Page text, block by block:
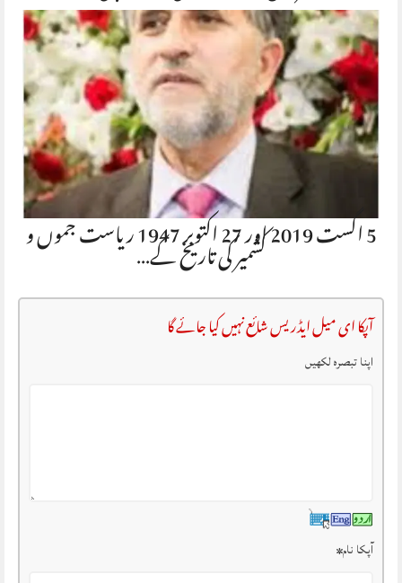
5 اگست 2019 اور 27 اکتوبر 1947 ریاست جموں وکشمیر کی تاریخ کے…
آپکا ای میل ایڈریس شائع نہیں کیا جائے گا
اپنا تبصرہ لکھیں
آپکا نام*